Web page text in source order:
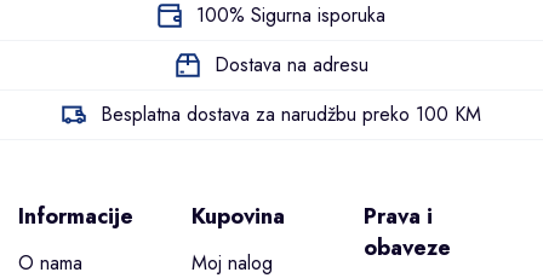
100% Sigurna isporuka
Dostava na adresu
Besplatna dostava za narudžbu preko 100 KM
Informacije
O nama
Kupovina
Moj nalog
Prava i
obaveze